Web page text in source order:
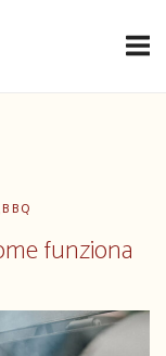
BBQ
funziona